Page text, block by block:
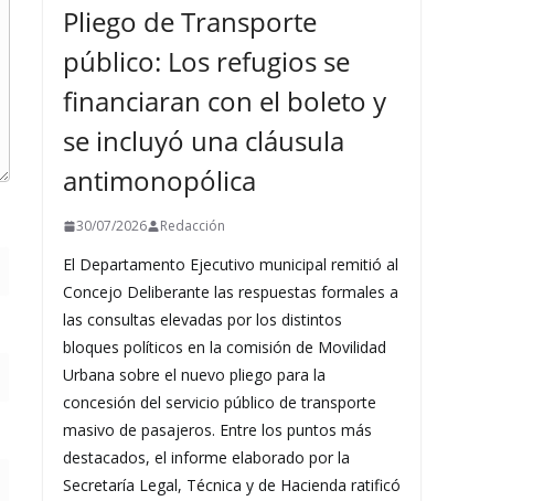
Pliego de Transporte
público: Los refugios se
financiaran con el boleto y
se incluyó una cláusula
antimonopólica
30/07/2026 Redacción
El Departamento Ejecutivo municipal remitió al
Concejo Deliberante las respuestas formales a
las consultas elevadas por los distintos
bloques políticos en la comisión de Movilidad
Urbana sobre el nuevo pliego para la
concesión del servicio público de transporte
masivo de pasajeros. Entre los puntos más
destacados, el informe elaborado por la
Secretaría Legal, Técnica y de Hacienda ratificó